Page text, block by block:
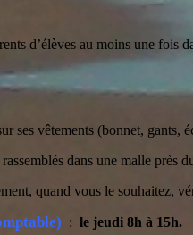
d’élèves au moins une
ses vêtements (bonnet, gants,
dans une malle près
quand vous le souhaitez,
: le jeudi 8h à 15h.